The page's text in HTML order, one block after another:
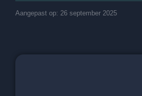
Aangepast op: 26 september 2025